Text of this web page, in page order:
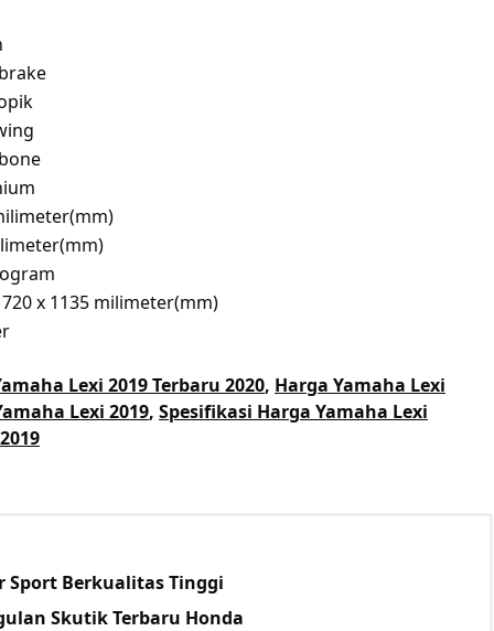
720 x 1135 milimeter(mm)
Lexi 2019 Terbaru 2020, Harga Yamaha Lexi
Lexi 2019, Spesifikasi Harga Yamaha Lexi
Sport Berkualitas Tinggi
Skutik Terbaru Honda